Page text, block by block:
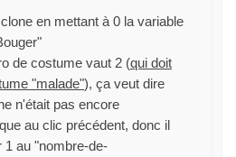
en mettant à 0 la variable
de costume vaut 2 (qui doit
"malade"), ça veut dire
n'était pas encore
au clic précédent, donc il
1 au "nombre-de-